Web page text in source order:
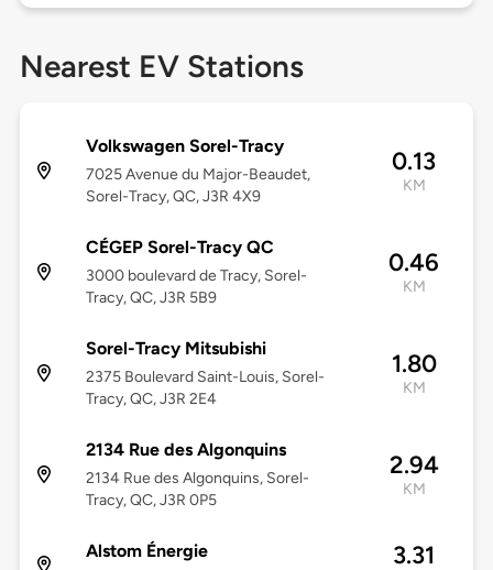
Nearest EV Stations
Volkswagen Sorel-Tracy
7025 Avenue du Major-Beaudet,
Sorel-Tracy, QC, J3R 4X9
0.13
KM
CÉGEP Sorel-Tracy QC
3000 boulevard de Tracy, Sorel-
Tracy, QC, J3R 5B9
0.46
KM
Sorel-Tracy Mitsubishi
2375 Boulevard Saint-Louis, Sorel-
Tracy, QC, J3R 2E4
1.80
KM
2134 Rue des Algonquins
2134 Rue des Algonquins, Sorel-
Tracy, QC, J3R 0P5
2.94
KM
Alstom Énergie 3.31